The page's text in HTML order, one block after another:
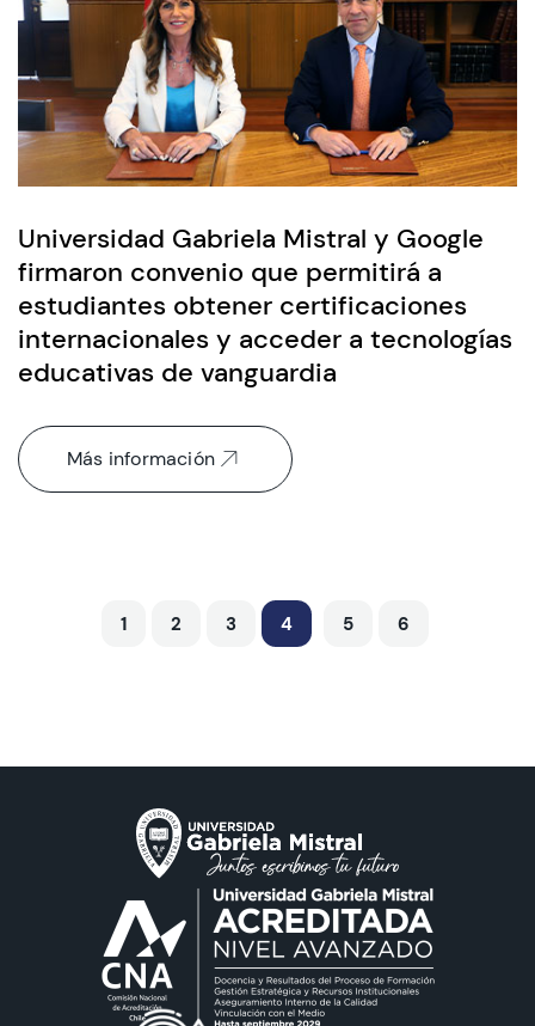
Universidad Gabriela Mistral y Google
firmaron convenio que permitirá a
estudiantes obtener certificaciones
internacionales y acceder a tecnologías
educativas de vanguardia
Más información
1 2 3 4 5 6